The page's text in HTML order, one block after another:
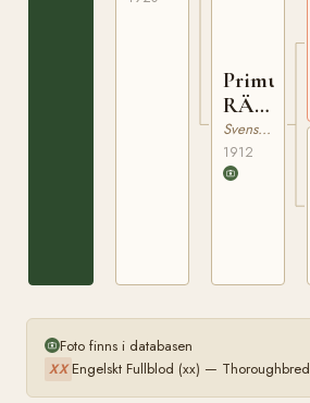
Primula
RÄSK
1411Svensk Varmblodig Ridhäst
1912
Foto finns i databasen
XX Engelskt Fullblod (xx) — Thoroughbred